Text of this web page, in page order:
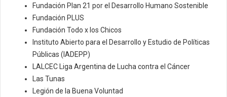
Fundación Plan 21 por el Desarrollo Humano Sostenible
Fundación PLUS
Fundación Todo x los Chicos
Instituto Abierto para el Desarrollo y Estudio de Políticas
Públicas (IADEPP)
LALCEC Liga Argentina de Lucha contra el Cáncer
Las Tunas
Legión de la Buena Voluntad